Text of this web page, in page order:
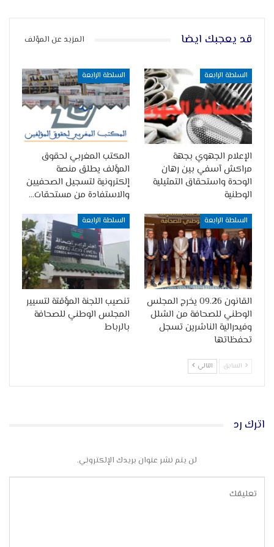
قد يعجبك ايضا المزيد عن المؤلف
السلطة الرابعة
الإعلام الجهوي بجهة
مراكش آسفي بين رهان
الوحدة واستحقاق التمثيلية
الوطنية
السلطة الرابعة
المكتب المغربي لحقوق
المؤلف يطلق منصة
إلكترونية لتسجيل الصحفيين
والاستفادة من مستحقات…
السلطة الرابعة
القانون 09.26 يخرج المجلس
الوطني للصحافة من الشلل
وفيدرالية الناشرين تسجل
تحفظاتها
السلطة الرابعة
تنصيب اللجنة المؤقتة لتسيير
المجلس الوطني للصحافة
بالرباط
السابق التالي
اترك رد
لن يتم نشر عنوان بريدك الإلكتروني.